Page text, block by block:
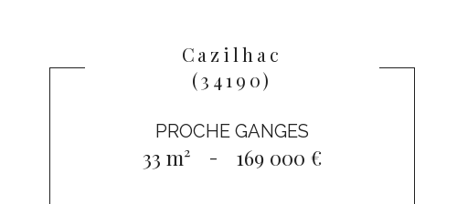
Cazilhac
(34190)
PROCHE GANGES
33 m² - 169 000 €